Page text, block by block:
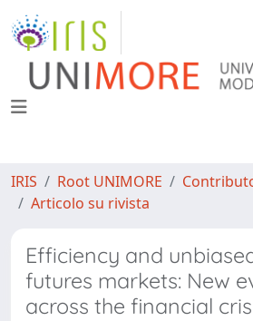
IRIS Root UNIMORE
Articolo su rivista
Efficiency and
futures markets: New
across the financial